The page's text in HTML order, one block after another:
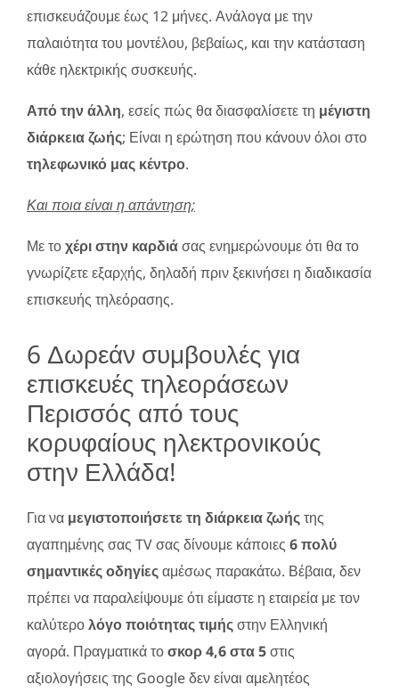
επισκευάζουμε έως 12 μήνες. Ανάλογα με την
παλαιότητα του μοντέλου, βεβαίως, και την κατάσταση
κάθε ηλεκτρικής συσκευής.
Από την άλλη, εσείς πώς θα διασφαλίσετε τη μέγιστη
διάρκεια ζωής; Είναι η ερώτηση που κάνουν όλοι στο
τηλεφωνικό μας κέντρο.
Και ποια είναι η απάντηση;
Με τοχέρι στην καρδιάσας ενημερώνουμε ότι θα το
γνωρίζετε εξαρχής, δηλαδή πριν ξεκινήσει η διαδικασία
επισκευής τηλεόρασης.
6 Δωρεάν συμβουλές για
επισκευές τηλεοράσεων
Περισσός από τους
κορυφαίους ηλεκτρονικούς
στην Ελλάδα!
Για να μεγιστοποιήσετε τη διάρκεια ζωήςτης
αγαπημένης σας TV σας δίνουμε κάποιες 6 πολύ
σημαντικές οδηγίεςαμέσως παρακάτω. Βέβαια, δεν
πρέπει να παραλείψουμε ότι είμαστε η εταιρεία με τον
καλύτερολόγο ποιότητας τιμήςστην Ελληνική
αγορά. Πραγματικά τοσκορ 4,6 στα 5στις
αξιολογήσεις της Google δεν είναι αμελητέος